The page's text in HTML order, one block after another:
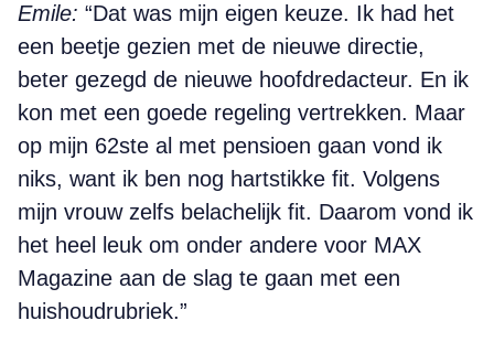
Emile: “Dat was mijn eigen keuze. Ik had het
een beetje gezien met de nieuwe directie,
beter gezegd de nieuwe hoofdredacteur. En ik
kon met een goede regeling vertrekken. Maar
op mijn 62ste al met pensioen gaan vond ik
niks, want ik ben nog hartstikke fit. Volgens
mijn vrouw zelfs belachelijk fit. Daarom vond ik
het heel leuk om onder andere voor MAX
Magazine aan de slag te gaan met een
huishoudrubriek.”